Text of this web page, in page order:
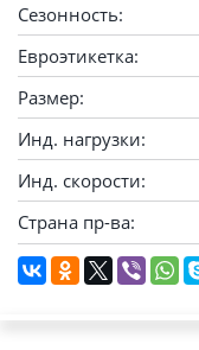
Сезонность:
Евроэтикетка:
Размер:
Инд. нагрузки:
Инд. скорости:
Страна пр-ва: